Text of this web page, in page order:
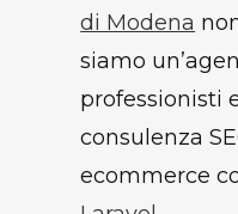
di Modena
siamo
professionisti
consulenza
ecommerce